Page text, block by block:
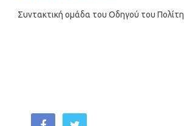
Συντακτική ομάδα του Οδηγού του Πολίτη